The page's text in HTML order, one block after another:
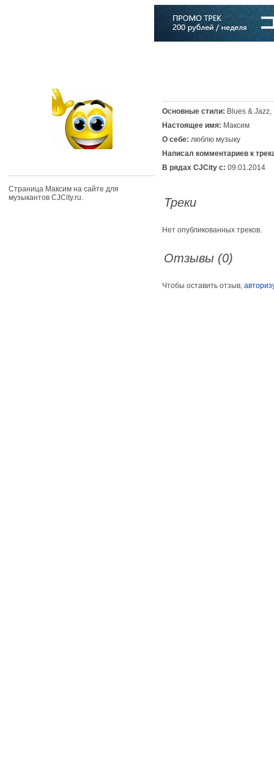
Страница Максим на сайте для
музыкантов CJCity.ru.
Основные стили: Blues & Jazz,
Настоящее имя: Максим
О себе: люблю музыку
Написал комментариев к
В рядах CJCity с: 09.01.2014
Треки
Нет опубликованных треков.
Отзывы (0)
Чтобы оставить отзыв,